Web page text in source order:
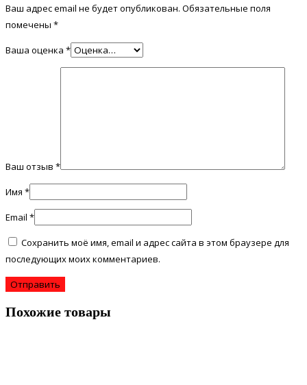
Ваш адрес email не будет опубликован. Обязательные поля
помечены *
Ваша оценка *
Ваш отзыв *
Имя *
Email *
Сохранить моё имя, email и адрес сайта в этом браузере для
последующих моих комментариев.
Похожие товары